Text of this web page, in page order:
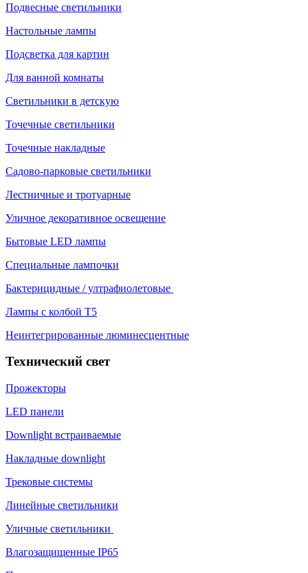
Подвесные светильники
Настольные лампы
Подсветка для картин
Для ванной комнаты
Светильники в детскую
Точечные светильники
Точечные накладные
Садово-парковые светильники
Лестничные и тротуарные
Уличное декоративное освещение
Бытовые LED лампы
Специальные лампочки
Бактерицидные / ултрафиолетовые
Лампы с колбой Т5
Неинтегрированные люминесцентные
Технический свет
Прожекторы
LED панели
Downlight встраиваемые
Накладные downlight
Трековые системы
Линейные светильники
Уличные светильники
Влагозащищенные IP65